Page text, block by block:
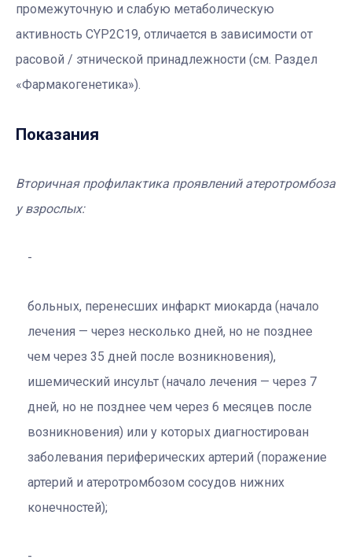
промежуточную и слабую метаболическую
активность CYP2C19, отличается в зависимости от
расовой / этнической принадлежности (см. Раздел
«Фармакогенетика»).
Показания
Вторичная профилактика проявлений атеротромбоза
у взрослых:
больных, перенесших инфаркт миокарда (начало
лечения — через несколько дней, но не позднее
чем через 35 дней после возникновения),
ишемический инсульт (начало лечения — через 7
дней, но не позднее чем через 6 месяцев после
возникновения) или у которых диагностирован
заболевания периферических артерий (поражение
артерий и атеротромбозом сосудов нижних
конечностей);